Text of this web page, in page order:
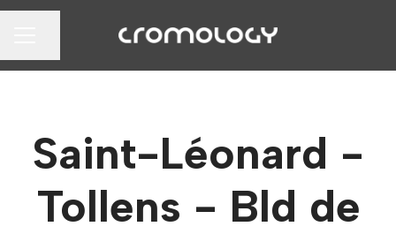
Partager la page
Saint-Léonard -
Tollens - Bld de